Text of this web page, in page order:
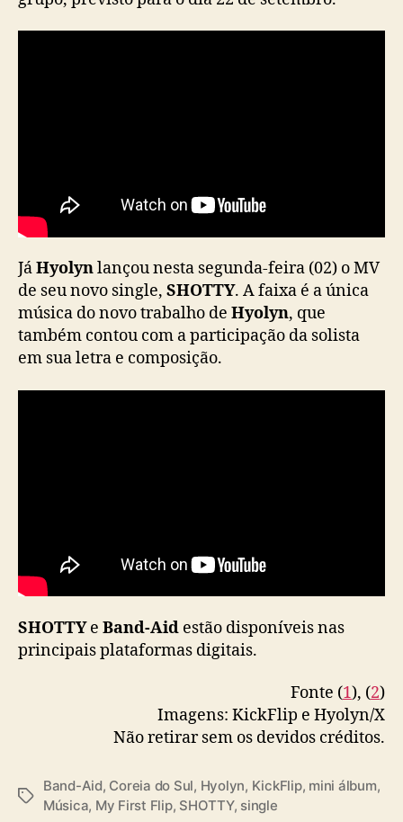
c
o
a
n
d
A
JáHyolynlançou nesta segunda-feira (02) o MV
de seu novo single, SHOTTY. A faixa é a única
música do novo trabalho de Hyolyn, que
também contou com a participação da solista
em sua letra e composição.
SHOTTYe Band-Aid estão disponíveis nas
principais plataformas digitais.
Fonte (1), (2)
Imagens: KickFlip e Hyolyn/X
Não retirar sem os devidos créditos.
T
Band-Aid, Coreia do Sul, Hyolyn, KickFlip, mini álbum,
Música, My First Flip, SHOTTY, single